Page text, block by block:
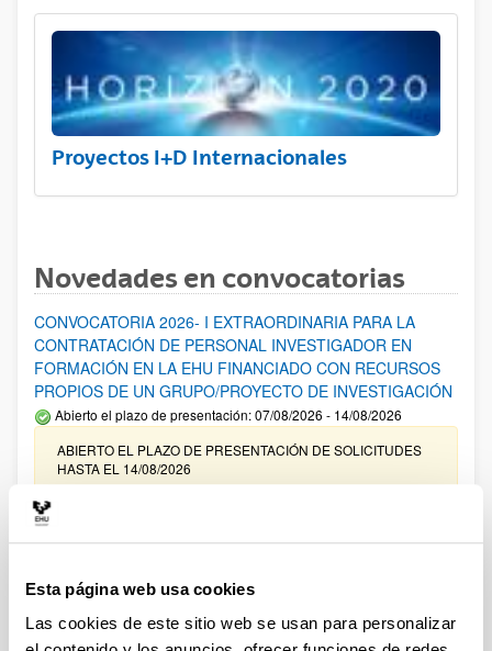
Esta página web usa cookies
Las cookies de este sitio web se usan para personalizar
Proyectos I+D Internacionales
Novedades en convocatorias
CONVOCATORIA 2026- I EXTRAORDINARIA PARA LA
CONTRATACIÓN DE PERSONAL INVESTIGADOR EN
FORMACIÓN EN LA EHU FINANCIADO CON RECURSOS
PROPIOS DE UN GRUPO/PROYECTO DE INVESTIGACIÓN
Abierto el plazo de presentación: 07/08/2026 - 14/08/2026
ABIERTO EL PLAZO DE PRESENTACIÓN DE SOLICITUDES
HASTA EL 14/08/2026
Ayudas para financiación de la adquisición y renovación de
infraestructura científica y fondos bibliográficos en la
Trámite abierto
25/03/2026: Corrección de errores del listado provisional de
solicitudes admitidas y excluidas. 23/03/2026: Relación